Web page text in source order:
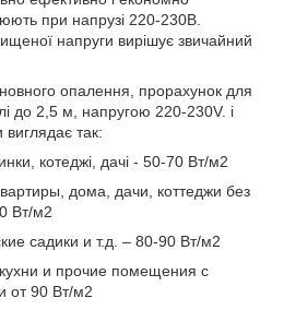
при напрузі 220-230В.
напруги вирішує звичайний
опалення, прорахунок для
до 2,5 м, напругою 220-230V. і
так:
котеджі, дачі - 50-70 Вт/м2
дома, дачи, коттеджи без
Вт/м2
садики и т.д. – 80-90 Вт/м2
и прочие помещения с
от 90 Вт/м2